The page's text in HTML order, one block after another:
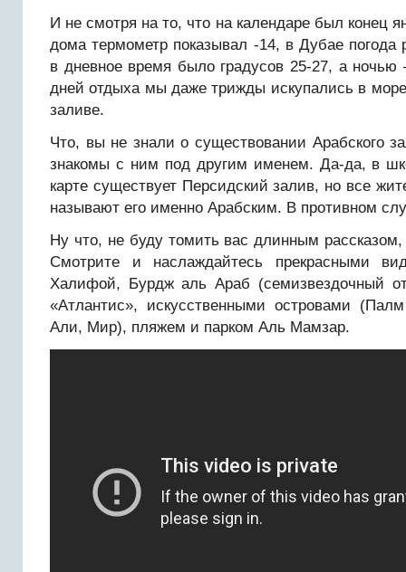
И не смотря на то, что на календаре был конец
дома термометр показывал -14, в Дубае погода
в дневное время было градусов 25-27, а
дней отдыха мы даже трижды искупались в
заливе.
Что, вы не знали о существовании Арабского
знакомы с ним под другим именем. Да-да, в
карте существует Персидский залив, но все
называют его именно Арабским. В противном
Ну что, не буду томить вас длинным
Смотрите и наслаждайтесь прекрасными
Халифой, Бурдж аль Араб (семизвездочный
«Атлантис», искусственными островами
Али, Мир), пляжем и парком Аль Мамзар.